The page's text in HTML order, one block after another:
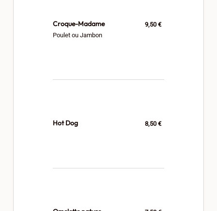
Croque-Madame
Poulet ou Jambon
9,50 €
Hot Dog 8,50 €